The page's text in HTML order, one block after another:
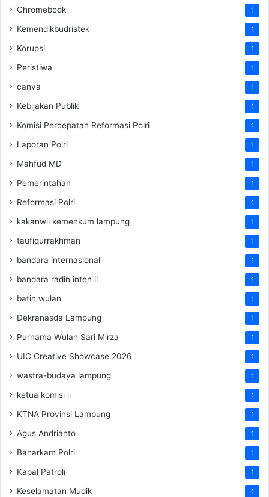
Chromebook 1
Kemendikbudristek 1
Korupsi 1
Peristiwa 1
canva 1
Kebijakan Publik 1
Komisi Percepatan Reformasi Polri 1
Laporan Polri 1
Mahfud MD 1
Pemerintahan 1
Reformasi Polri 1
kakanwil kemenkum lampung 1
taufiqurrakhman 1
bandara internasional 1
bandara radin inten ii 1
batin wulan 1
Dekranasda Lampung 1
Purnama Wulan Sari Mirza 1
UIC Creative Showcase 2026 1
wastra-budaya lampung 1
ketua komisi ii 1
KTNA Provinsi Lampung 1
Agus Andrianto 1
Baharkam Polri 1
Kapal Patroli 1
Keselamatan Mudik 1